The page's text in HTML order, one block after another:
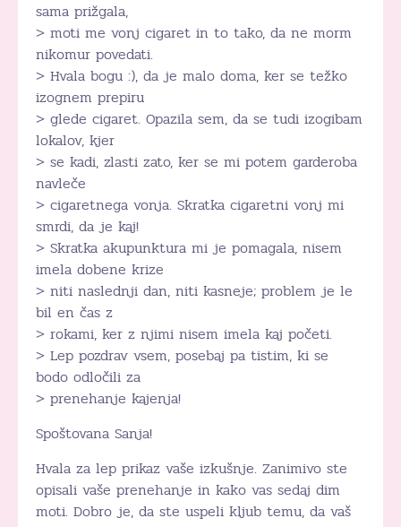
sama prižgala,
> moti me vonj cigaret in to tako, da ne morm
nikomur povedati.
> Hvala bogu :), da je malo doma, ker se težko
izognem prepiru
> glede cigaret. Opazila sem, da se tudi izogibam
lokalov, kjer
> se kadi, zlasti zato, ker se mi potem garderoba
navleče
> cigaretnega vonja. Skratka cigaretni vonj mi
smrdi, da je kaj!
> Skratka akupunktura mi je pomagala, nisem
imela dobene krize
> niti naslednji dan, niti kasneje; problem je le
bil en čas z
> rokami, ker z njimi nisem imela kaj početi.
> Lep pozdrav vsem, posebaj pa tistim, ki se
bodo odločili za
> prenehanje kajenja!
Spoštovana Sanja!
Hvala za lep prikaz vaše izkušnje. Zanimivo ste
opisali vaše prenehanje in kako vas sedaj dim
moti. Dobro je, da ste uspeli kljub temu, da vaš